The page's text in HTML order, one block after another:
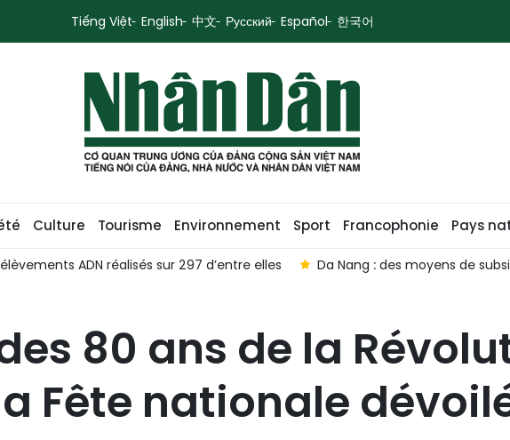
Tiếng Việt English 中文 Русский Español 한국어
Culture Tourisme Environnement Sport Francophonie Pays
ADN réalisés sur 297 d’entre elles Da Nang : des moyens de
80 ans de la
Fête nationale